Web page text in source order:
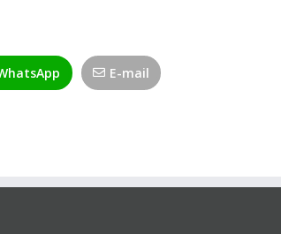
E-mail